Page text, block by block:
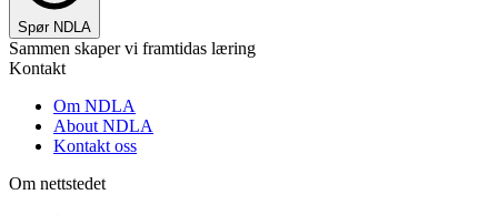
Spør NDLA
Sammen skaper vi framtidas læring
Kontakt
Om NDLA
About NDLA
Kontakt oss
Om nettstedet